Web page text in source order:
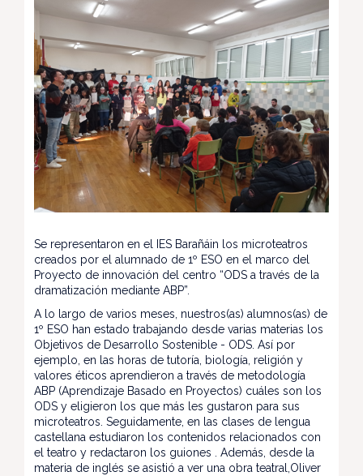
Se representaron en el IES Barañáin los microteatros
creados por el alumnado de 1º ESO en el marco del
Proyecto de innovación del centro “ODS a través de la
dramatización mediante ABP”.
A lo largo de varios meses, nuestros(as) alumnos(as) de
1º ESO han estado trabajando desde varias materias los
Objetivos de Desarrollo Sostenible - ODS. Así por
ejemplo, en las horas de tutoría, biología, religión y
valores éticos aprendieron a través de metodología
ABP (Aprendizaje Basado en Proyectos) cuáles son los
ODS y eligieron los que más les gustaron para sus
microteatros. Seguidamente, en las clases de lengua
castellana estudiaron los contenidos relacionados con
el teatro y redactaron los guiones . Además, desde la
materia de inglés se asistió a ver una obra teatral,Oliver